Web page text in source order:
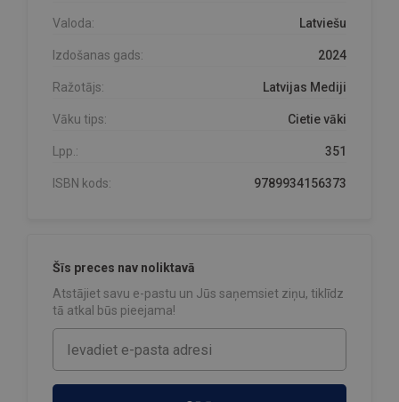
Valoda: Latviešu
Izdošanas gads: 2024
Ražotājs: Latvijas Mediji
Vāku tips: Cietie vāki
Lpp.: 351
ISBN kods: 9789934156373
Šīs preces nav noliktavā
Atstājiet savu e-pastu un Jūs saņemsiet ziņu, tiklīdz
tā atkal būs pieejama!